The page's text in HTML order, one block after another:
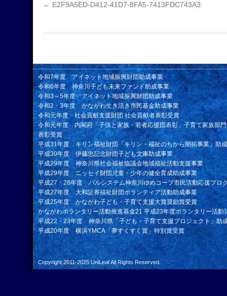
E2F9A5ED-D412-41D7-8FA5-7413FDC743A3
令和7年度 アイネット地域振興財団助成事業
令和6年度 神奈川子ども未来ファンド助成事業
令和3～5年度 アイネット地域振興財団助成事業
令和2・3年度 かながわ生き活き市民基金助成事業
令和元年度 社会貢献支援財団 社会貢献者表彰受賞
令和元年度 内閣府「子供と家族・若者応援団表彰」子育て家族部
表彰受賞
平成31年度 キリン福祉財団「キリン・福祉のちから開拓事業」助
平成30年度 伊藤忠記念財団子ども文庫助成事業
平成29年度 神奈川県社会福祉協議会地域福祉活動支援事業
平成29年度 ニッセイ財団児童・少年の健全育成助成事業
平成27・28年度 パルシステム神奈川ゆめコープ市民活動応援プロ
平成27年度 大和証券福祉財団ボランティア活動助成事業
平成25年度 かながわ子ども・子育て支援大賞奨励賞受賞
かながわボランタリー活動推進基金21 平成23年度ボランタリー活動
平成22・23年度 神奈川県「子ども・子育て支援プロジェクト」助
平成20年度 横浜YMCA「夢すくすく賞」特別賞受賞
Copyright 2011-2025 UniLeafAll Rights Reserved.